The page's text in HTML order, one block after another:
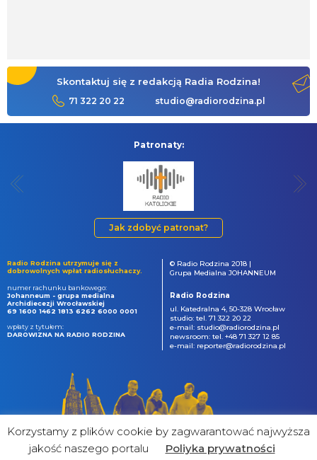
Skontaktuj się z redakcją Radia Rodzina!
71 322 20 22 studio@radiorodzina.pl
Patronaty:
Jak zdobyć patronat?
Radio Rodzina utrzymuje się z
dobrowolnych wpłat radiosłuchaczy.
numer rachunku bankowego:
Johanneum - grupa medialna
Archidiecezji Wrocławskiej
69 1600 1462 1813 6262 6000 0001
wpłaty z tytułem:
DAROWIZNA NA RADIO RODZINA
© Radio Rodzina 2018 |
Grupa Medialna JOHANNEUM
Radio Rodzina
ul. Katedralna 4, 50-328 Wrocław
studio: tel. 71 322 20 22
e-mail: studio@radiorodzina.pl
newsroom: tel. +48 71 327 12 85
e-mail: reporter@radiorodzina.pl
Korzystamy z plików cookie by zagwarantować najwyższa
jakość naszego portalu
Poliyka prywatności